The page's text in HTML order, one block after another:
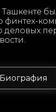
Ташкенте
финтех-
деловых
Биография